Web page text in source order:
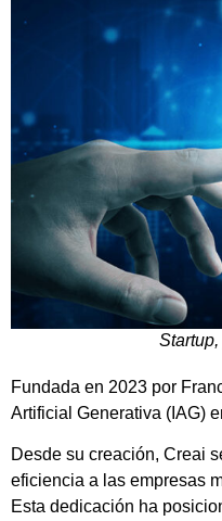
Fundada en 2023 por
Artificial Generativa (IAG)
Desde su creación, Creai
eficiencia a las empresas
Esta dedicación ha